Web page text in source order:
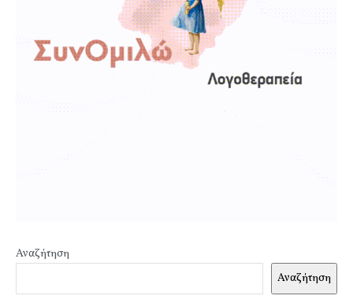
Αναζήτηση
Αναζήτηση